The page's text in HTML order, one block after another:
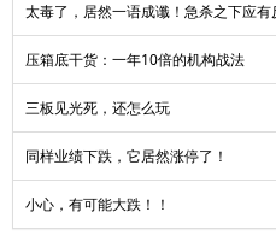
太毒了，居然一语成谶！急杀之下应有
压箱底干货：一年10倍的机构战法
三板见光死，还怎么玩
同样业绩下跌，它居然涨停了！
小心，有可能大跌！！